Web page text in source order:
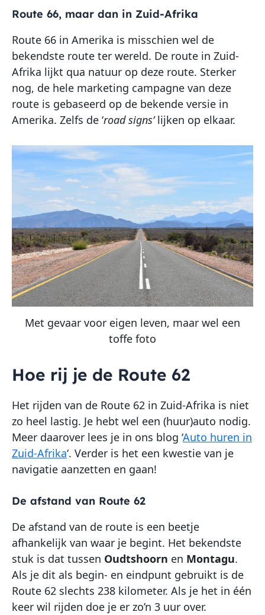
Route 66, maar dan in Zuid-Afrika
Route 66 in Amerika is misschien wel de
bekendste route ter wereld. De route in Zuid-
Afrika lijkt qua natuur op deze route. Sterker
nog, de hele marketing campagne van deze
route is gebaseerd op de bekende versie in
Amerika. Zelfs de ‘road signs’lijken op elkaar.
Met gevaar voor eigen leven, maar wel een
toffe foto
Hoe rij je de Route 62
Het rijden van de Route 62 in Zuid-Afrika is niet
zo heel lastig. Je hebt wel een (huur)auto nodig.
Meer daarover lees je in ons blog ‘Auto huren in
Zuid-Afrika‘. Verder is het een kwestie van je
navigatie aanzetten en gaan!
De afstand van Route 62
De afstand van de route is een beetje
afhankelijk van waar je begint. Het bekendste
stuk is dat tussen Oudtshoorn en Montagu.
Als je dit als begin- en eindpunt gebruikt is de
Route 62 slechts 238 kilometer. Als je het in één
keer wil rijden doe je er zo’n 3 uur over.